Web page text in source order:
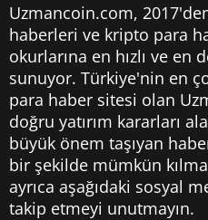
Uzmancoin.com,
haberleri ve kripto para
okurlarına en hızlı ve en
sunuyor. Türkiye'nin en
para haber sitesi olan
doğru yatırım kararları
büyük önem taşıyan
bir şekilde mümkün
ayrıca aşağıdaki sosyal
takip etmeyi unutmayın.